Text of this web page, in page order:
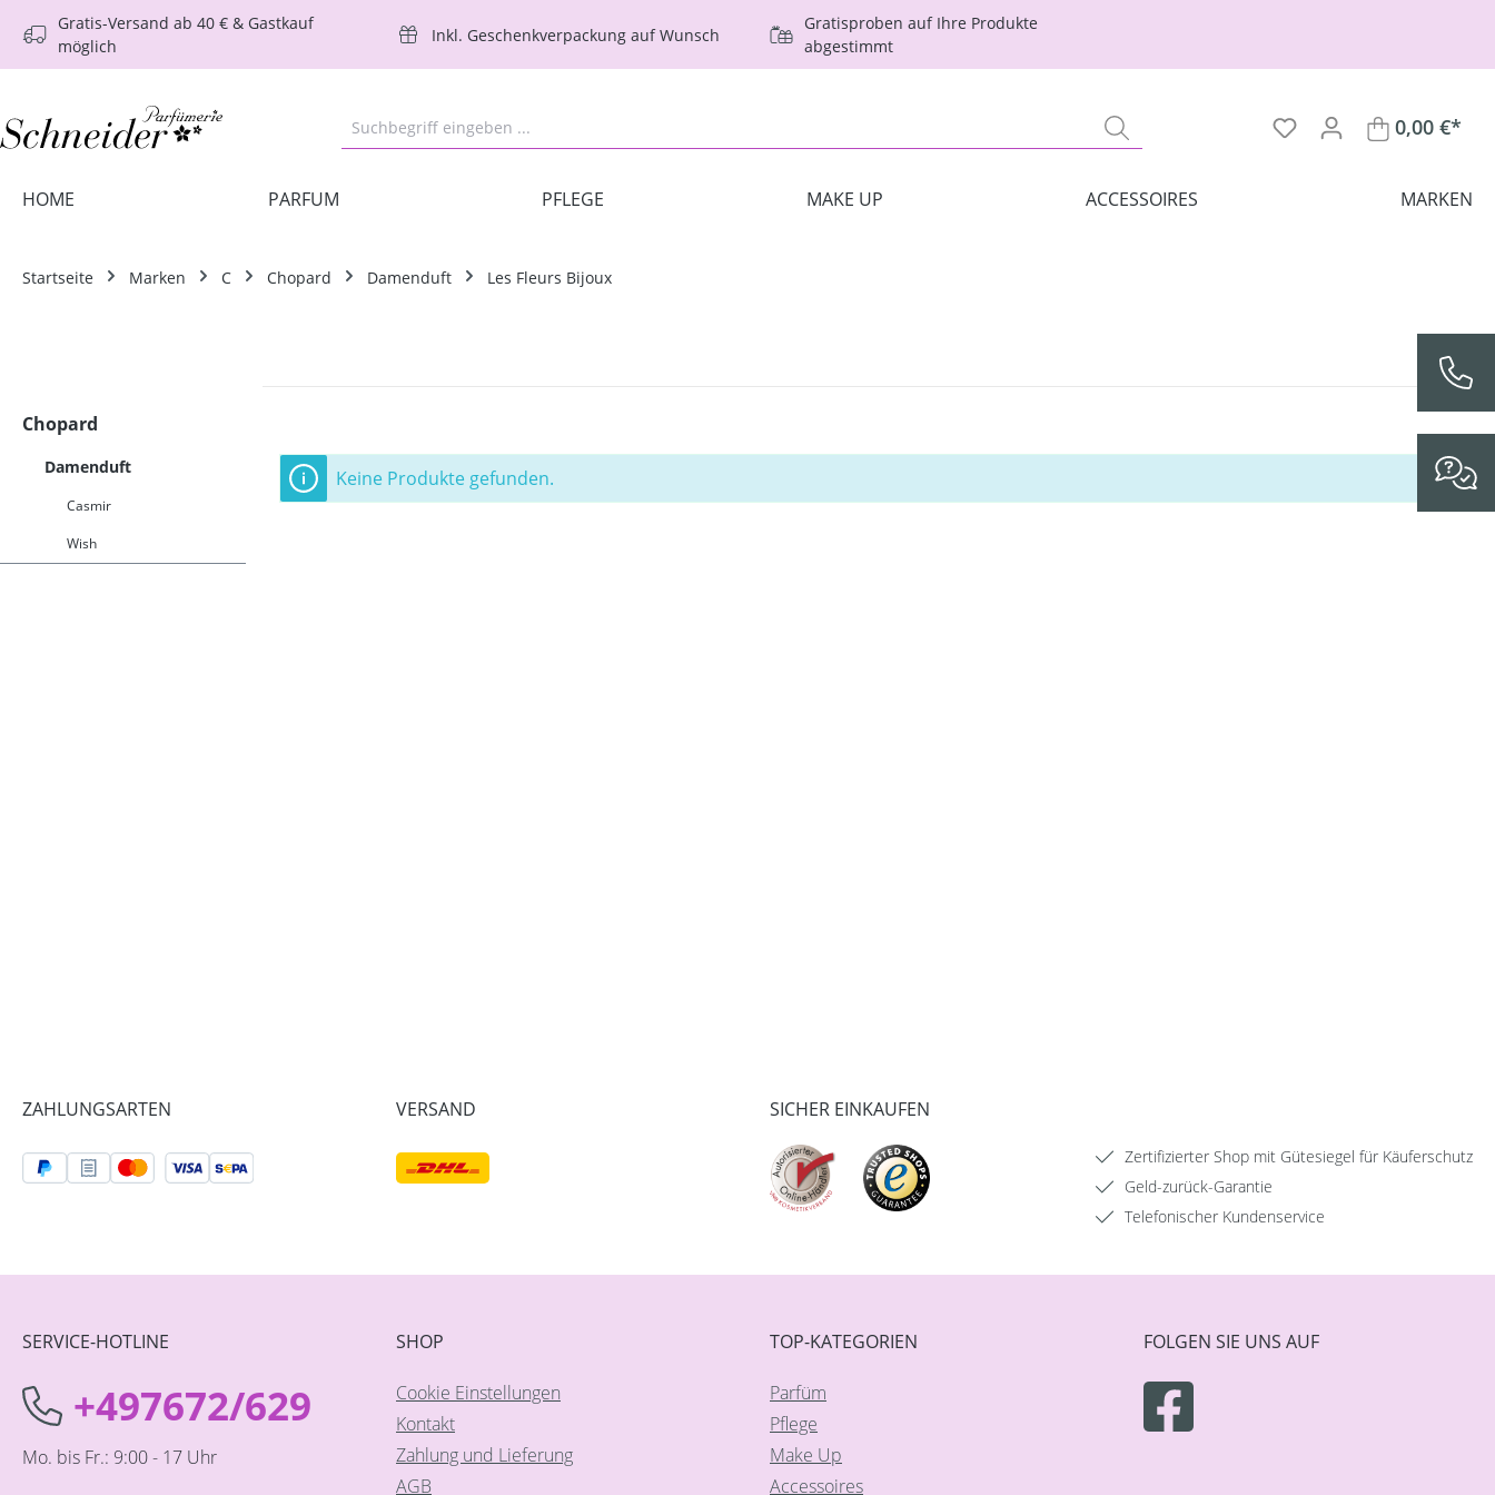
Hauptinhalt springen
Zur Suche springen
Zur Hauptnavigation springen
Gratis-Versand ab 40 € & Gastkauf
möglich
Inkl. Geschenkverpackung auf Wunsch
Gratisproben auf Ihre Produkte
abgestimmt
0,00 €*
HOME PARFUM PFLEGE MAKE UP ACCESSOIRES MARKEN
Startseite Marken C Chopard Damenduft Les Fleurs Bijoux
Chopard
Damenduft
Casmir
Wish
Keine Produkte gefunden.
ZAHLUNGSARTEN VERSAND SICHER EINKAUFEN
Zertifizierter Shop mit Gütesiegel für Käuferschutz
Geld-zurück-Garantie
Telefonischer Kundenservice
SERVICE-HOTLINE
+497672/629
Mo. bis Fr.: 9:00 - 17 Uhr
SHOP
Cookie Einstellungen
Kontakt
Zahlung und Lieferung
AGB
TOP-KATEGORIEN
Parfüm
Pflege
Make Up
Accessoires
FOLGEN SIE UNS AUF